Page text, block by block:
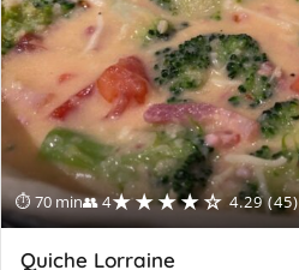
⏱ 70 min👥 4★★★★☆ 4.29 (45)
Quiche Lorraine